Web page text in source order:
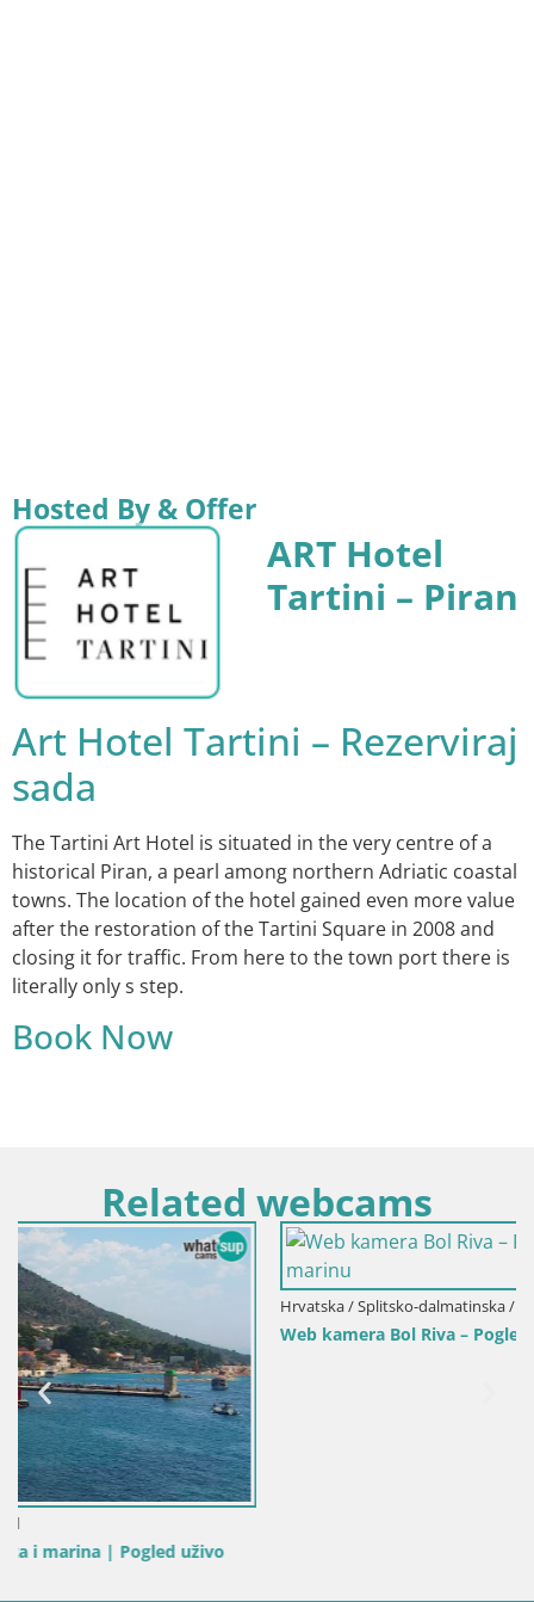
Hosted By & Offer
ART Hotel
Tartini – Piran
Art Hotel Tartini – Rezerviraj
sada
The Tartini Art Hotel is situated in the very centre of a
historical Piran, a pearl among northern Adriatic coastal
towns. The location of the hotel gained even more value
after the restoration of the Tartini Square in 2008 and
closing it for traffic. From here to the town port there is
literally only s step.
Book Now
Related webcams
Hrvatska / Splitsko-dalmatinska / Bol
Web kamera Bol Riva – Pogled uživo na luku i marinu